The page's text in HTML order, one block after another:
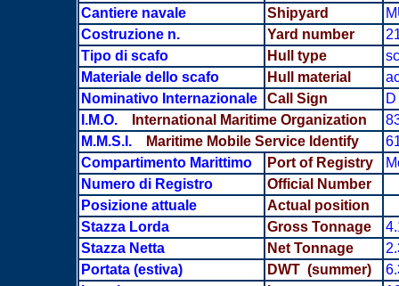
Cantiere navale
Shipyard
Costruzione n.
Yard number
Tipo di scafo
Hull type
Materiale dello scafo
Hull material
Nominativo Internazionale
Call Sign
I.M.O.
International Maritime Organization
M.M.S.I.
Maritime Mobile Service Identify
Compartimento Marittimo
Port of Registry
Numero di Registro
Official Number
Posizione attuale
Actual position
Stazza Lorda
Gross Tonnage
Stazza Netta
Net Tonnage
Portata(estiva) DWT (summer)